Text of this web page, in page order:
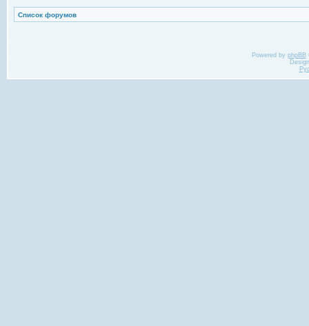
Список форумов
Powered by phpBB